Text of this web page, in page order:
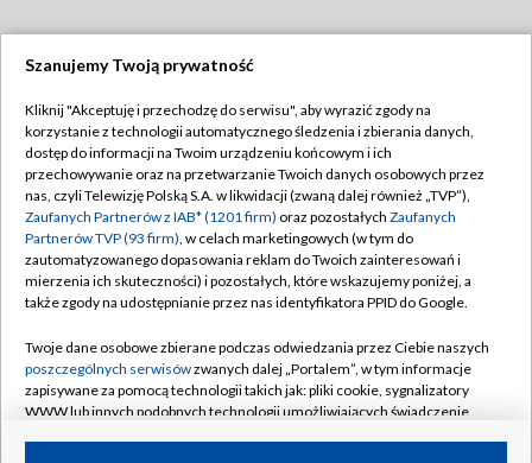
TVP
Abonament TVP
Emisja w TVP
Centrum informacji TVP
Naziemna Telewizja Cyfrowa
Rada Programowa
System NOS
Informacje o nadawcy
Regulamin TVP
Polityka prywatności
Moje zgody
Pomoc
Kontakt
Kanały
Szanujemy Twoją prywatność
Kliknij "Akceptuję i przechodzę do serwisu", aby wyrazić zgody na
korzystanie z technologii automatycznego śledzenia i zbierania danych,
dostęp do informacji na Twoim urządzeniu końcowym i ich
przechowywanie oraz na przetwarzanie Twoich danych osobowych przez
nas, czyli Telewizję Polską S.A. w likwidacji (zwaną dalej również „TVP”),
Zaufanych Partnerów z IAB* (1201 firm) oraz pozostałych Zaufanych
Partnerów TVP (93 firm), w celach marketingowych (w tym do
zautomatyzowanego dopasowania reklam do Twoich zainteresowań i
mierzenia ich skuteczności) i pozostałych, które wskazujemy poniżej, a
także zgody na udostępnianie przez nas identyfikatora PPID do Google.
Twoje dane osobowe zbierane podczas odwiedzania przez Ciebie naszych
poszczególnych serwisówzwanych dalej „Portalem”, w tym informacje
zapisywane za pomocą technologii takich jak: pliki cookie, sygnalizatory
WWW lub innych podobnych technologii umożliwiających świadczenie